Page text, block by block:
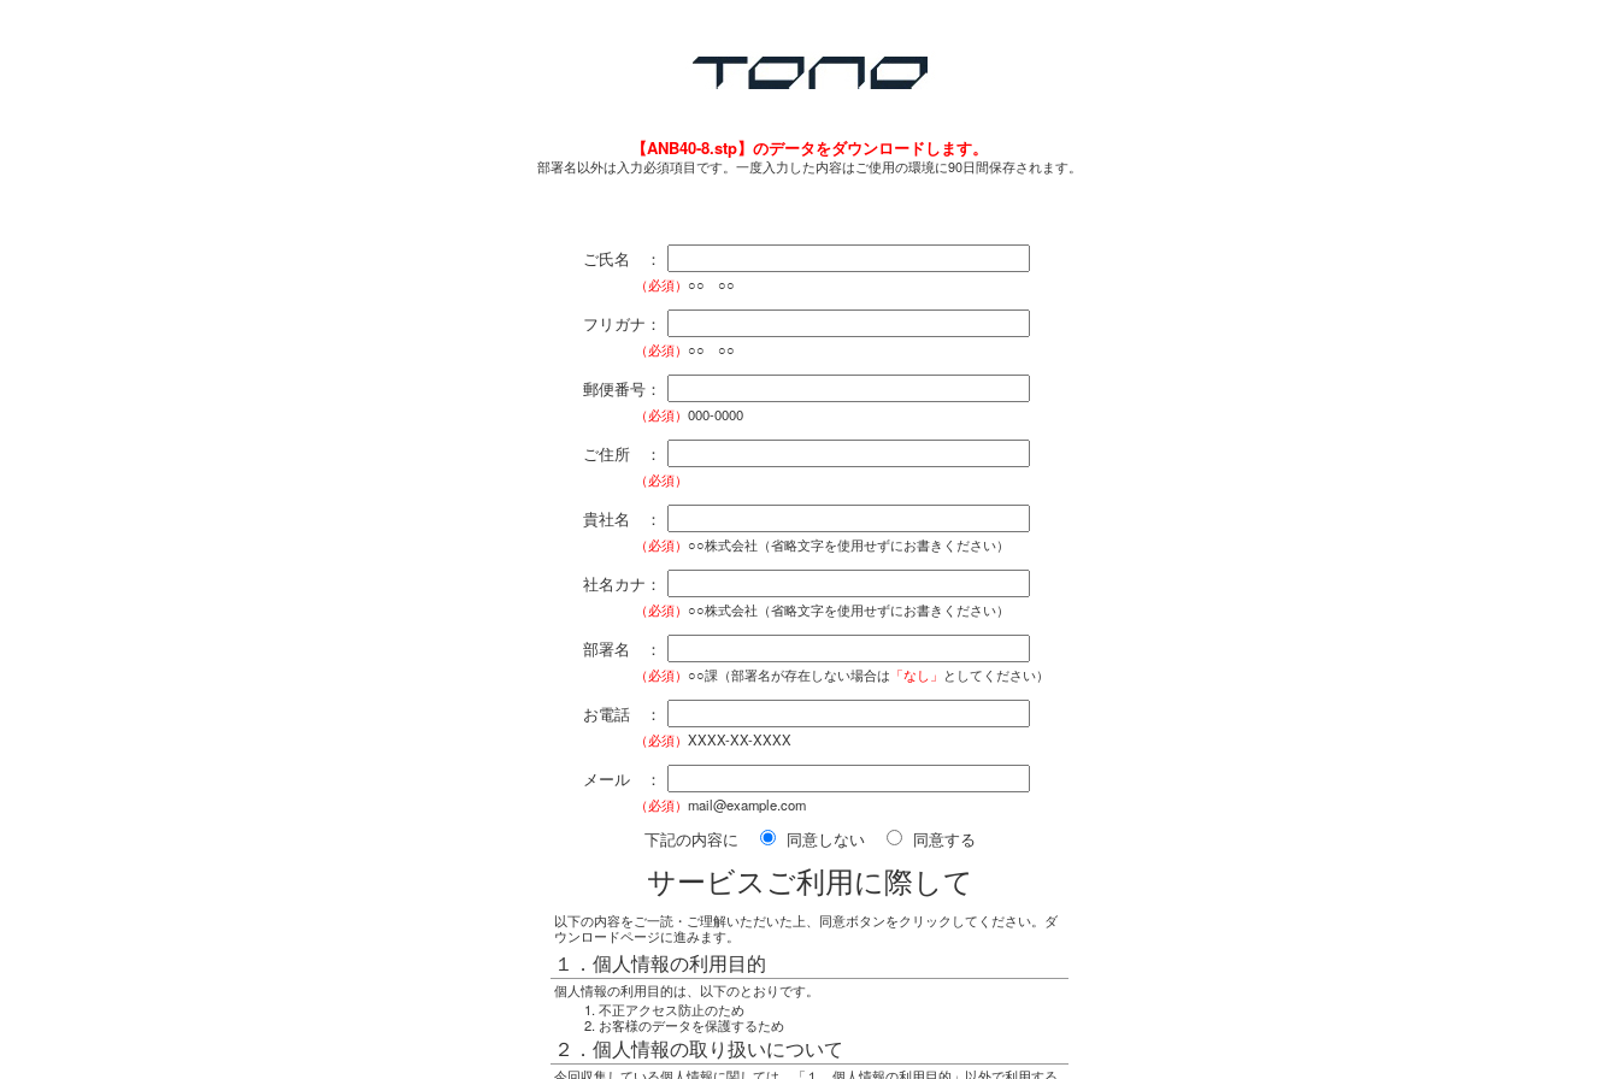
【ANB40-8.stp】のデータをダウンロードします。
部署名以外は入力必須項目です。一度入力した内容はご使用の環境に90日間保存されます。
ご氏名 ：
（必須） ○○ ○○
フリガナ：
（必須） ○○ ○○
郵便番号：
（必須） 000-0000
ご住所 ：
（必須）
貴社名 ：
（必須） ○○株式会社（省略文字を使用せずにお書きください）
社名カナ：
（必須） ○○株式会社（省略文字を使用せずにお書きください）
部署名 ：
（必須） ○○課（部署名が存在しない場合は 「なし」 としてください）
お電話 ：
（必須） XXXX-XX-XXXX
メール ：
（必須） mail@example.com
下記の内容に 同意しない 同意する
サービスご利用に際して
以下の内容をご一読・ご理解いただいた上、同意ボタンをクリックしてください。ダ
ウンロードページに進みます。
１．個人情報の利用目的
個人情報の利用目的は、以下のとおりです。
不正アクセス防止のため
お客様のデータを保護するため
２．個人情報の取り扱いについて